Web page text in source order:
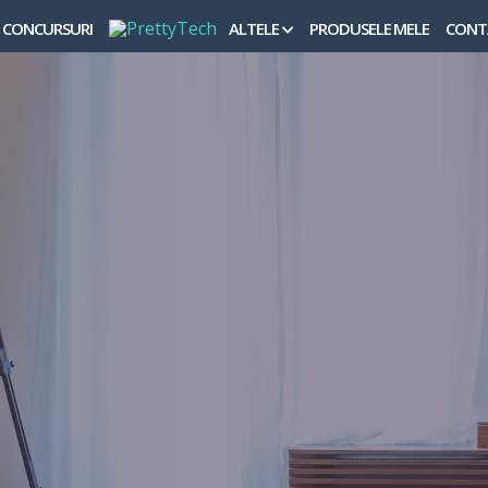
CONCURSURI ALTELE PRODUSELE MELE